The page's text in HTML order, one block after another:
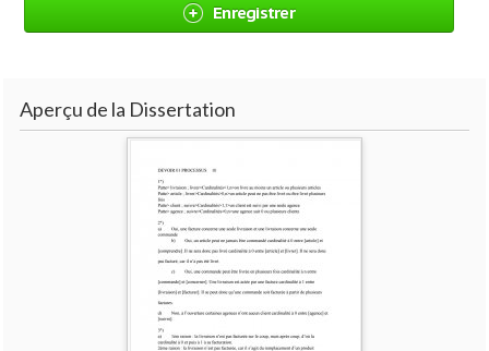
Enregistrer
Aperçu de la Dissertation